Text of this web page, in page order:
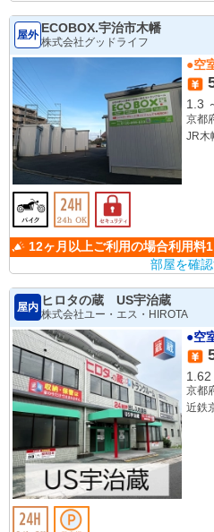
屋外 ECOBOX.宇治市木幡
株式会社グッドライフ
●空
1.3
京都
JR木
12ヶ月以上ご利用の場合利用料
部屋を確
屋内
ヒロタの蔵 US宇治蔵
株式会社ユー・エス・HIROTA
●空
1.62
京都
近鉄